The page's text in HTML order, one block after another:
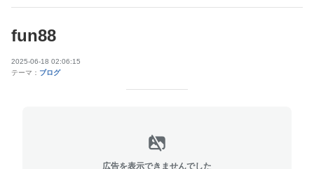
fun88
2025-06-18 02:06:15
テーマ： ブログ
広告を表示できませんでした